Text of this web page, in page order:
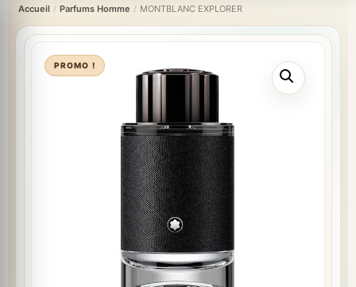
Accueil / Parfums Homme / MONTBLANC EXPLORER
PROMO !